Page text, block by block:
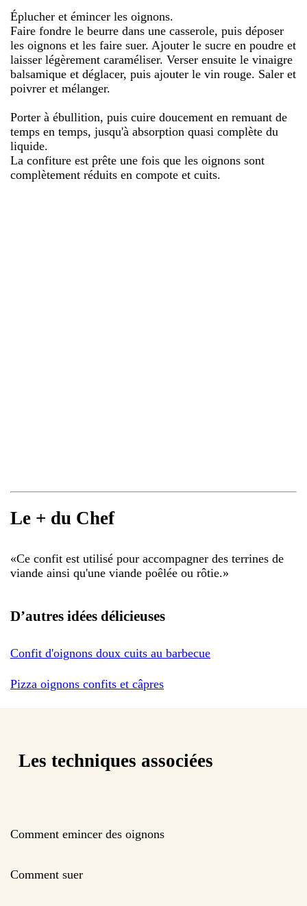
Éplucher et émincer les oignons.
Faire fondre le beurre dans une casserole, puis déposer
les oignons et les faire suer. Ajouter le sucre en poudre et
laisser légèrement caraméliser. Verser ensuite le vinaigre
balsamique et déglacer, puis ajouter le vin rouge. Saler et
poivrer et mélanger.
Porter à ébullition, puis cuire doucement en remuant de
temps en temps, jusqu'à absorption quasi complète du
liquide.
La confiture est prête une fois que les oignons sont
complètement réduits en compote et cuits.
Le + du Chef
«Ce confit est utilisé pour accompagner des terrines de
viande ainsi qu'une viande poêlée ou rôtie.»
D’autres idées délicieuses
Confit d'oignons doux cuits au barbecue
Pizza oignons confits et câpres
Les techniques associées
Comment emincer des oignons
Comment suer